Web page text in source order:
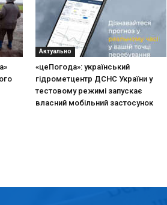
Актуально
«цеПогода»: український
гідрометцентр ДСНС України у
тестовому режимі запускає
власний мобільний застосунок